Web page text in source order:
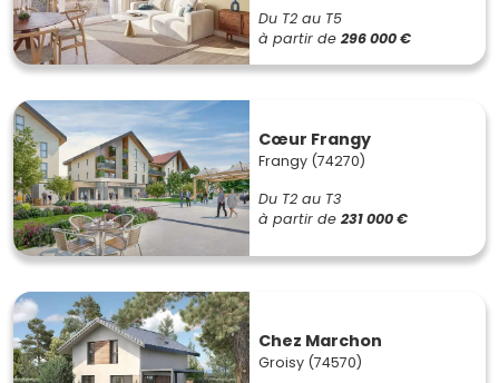
Du T2 au T5
à partir de 296 000 €
Cœur Frangy
Frangy (74270)
Du T2 au T3
à partir de 231 000 €
Chez Marchon
Groisy (74570)